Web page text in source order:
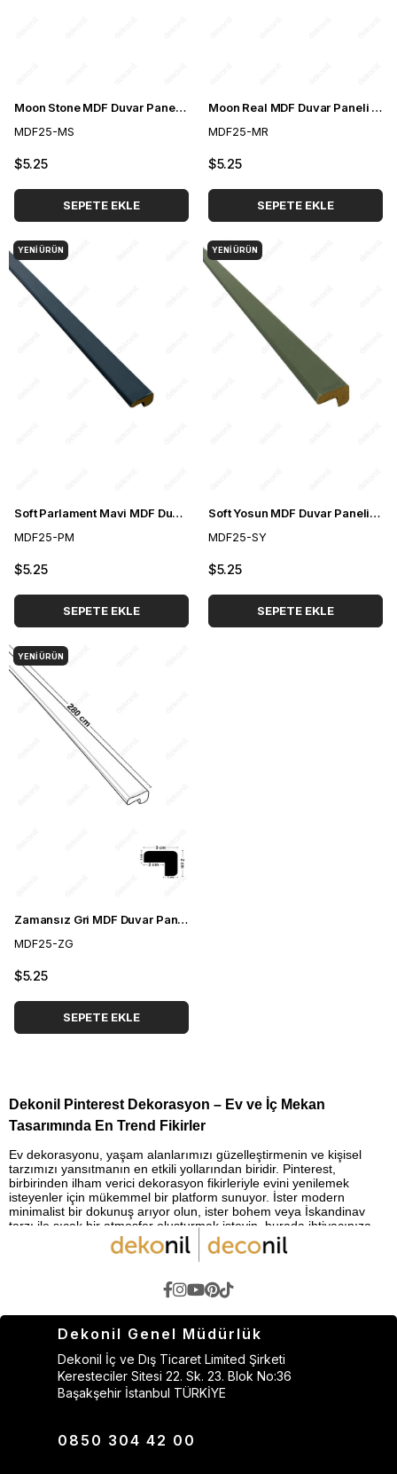
Moon Stone MDF Duvar Paneli Köşe Profili 25*25 cm
MDF25-MS
$5.25
SEPETE EKLE
Moon Real MDF Duvar Paneli Köşe Profili 25*25 cm
MDF25-MR
$5.25
SEPETE EKLE
Soft Parlament Mavi MDF Duvar Paneli Köşe Profili 25*25 cm
MDF25-PM
$5.25
SEPETE EKLE
YENI ÜRÜN
Soft Yosun MDF Duvar Paneli Köşe Profili 25*25 cm
MDF25-SY
$5.25
SEPETE EKLE
YENI ÜRÜN
Zamansız Gri MDF Duvar Paneli Köşe Profili 25*25 cm
MDF25-ZG
$5.25
SEPETE EKLE
YENI ÜRÜN
Dekonil Pinterest Dekorasyon – Ev ve İç Mekan
Tasarımında En Trend Fikirler
Ev dekorasyonu, yaşam alanlarımızı güzelleştirmenin ve kişisel
tarzımızı yansıtmanın en etkili yollarından biridir. Pinterest,
birbirinden ilham verici dekorasyon fikirleriyle evini yenilemek
isteyenler için mükemmel bir platform sunuyor. İster modern
minimalist bir dokunuş arıyor olun, ister bohem veya İskandinav
tarzı ile sıcak bir atmosfer oluşturmak isteyin, burada ihtiyacınıza
uygun binlerce dekorasyon önerisi bulabilirsiniz.
Pinterest kullanıcılarının en çok ilgi gösterdiği dekorasyon
konularını keşfetmek, kendi yaşam alanınızı tasarlarken size büyük
bir avantaj sağlayabilir. İşte en popüler kategoriler:
Salon Dekorasyonu:Konforlu ve estetik oturma alanları için en iyi
mobilya ve aksesuar kombinasyonları.
Mutfak Tasarımı:Fonksiyonel ve şık mutfak düzenlemeleri, açık
raf sistemleri, modern mutfak dolapları ve ada mutfak fikirleri.
Yatak Odası Düzeni:Rahatlatıcı ve huzurlu bir atmosfer yaratmak
Dekonil Genel Müdürlük
Dekonil İç ve Dış Ticaret Limited Şirketi
Keresteciler Sitesi 22. Sk. 23. Blok No:36
Başakşehir İstanbul TÜRKİYE
0850 304 42 00